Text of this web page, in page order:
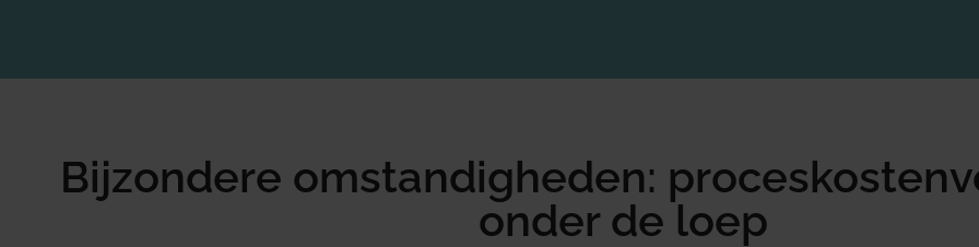
Bijzondere omstandigheden:
onder de loep